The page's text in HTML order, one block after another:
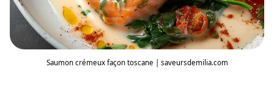
Saumon crémeux façon toscane | saveursdemilia.com